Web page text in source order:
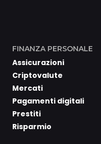
FINANZA PERSONALE
Assicurazioni
Criptovalute
Mercati
Pagamenti digitali
Prestiti
Risparmio